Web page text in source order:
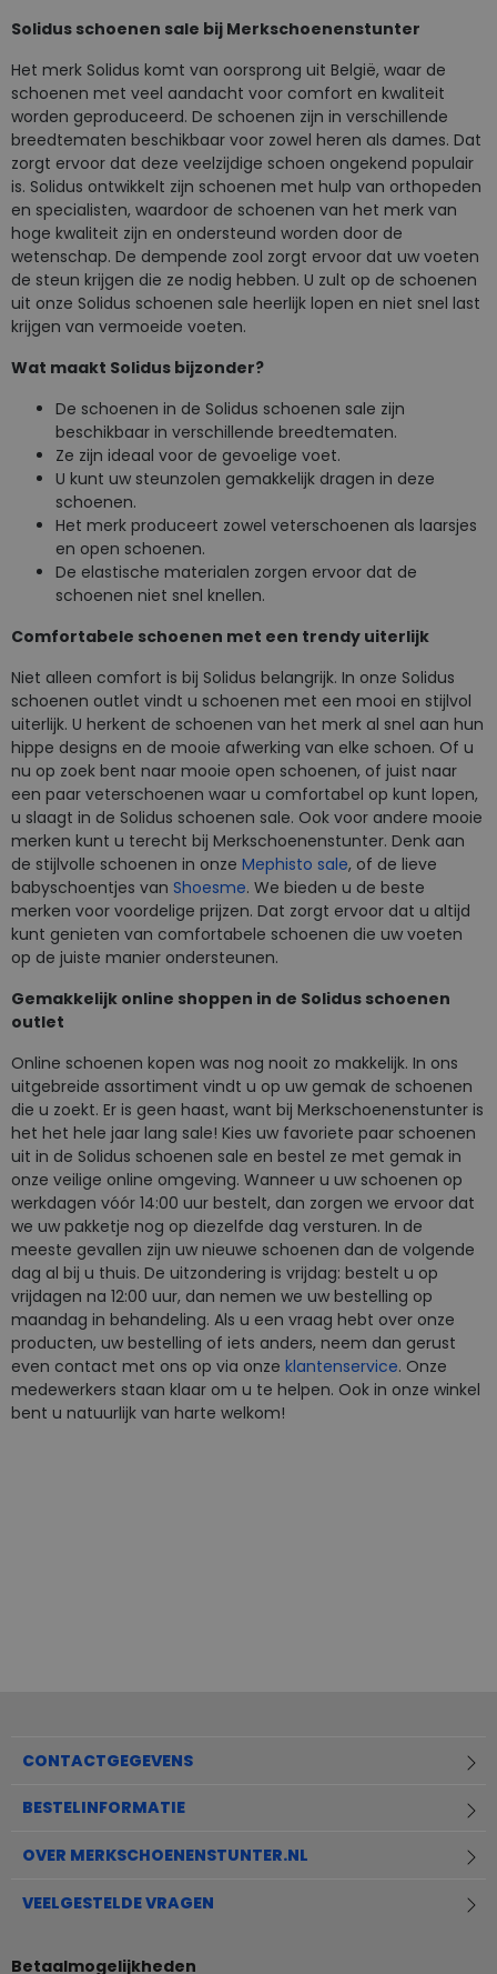
Solidus schoenen sale bij Merkschoenenstunter
Het merk Solidus komt van oorsprong uit België, waar de
schoenen met veel aandacht voor comfort en kwaliteit
worden geproduceerd. De schoenen zijn in verschillende
breedtematen beschikbaar voor zowel heren als dames. Dat
zorgt ervoor dat deze veelzijdige schoen ongekend populair
is. Solidus ontwikkelt zijn schoenen met hulp van orthopeden
en specialisten, waardoor de schoenen van het merk van
hoge kwaliteit zijn en ondersteund worden door de
wetenschap. De dempende zool zorgt ervoor dat uw voeten
de steun krijgen die ze nodig hebben. U zult op de schoenen
uit onze Solidus schoenen sale heerlijk lopen en niet snel last
krijgen van vermoeide voeten.
Wat maakt Solidus bijzonder?
De schoenen in de Solidus schoenen sale zijn
beschikbaar in verschillende breedtematen.
Ze zijn ideaal voor de gevoelige voet.
U kunt uw steunzolen gemakkelijk dragen in deze
schoenen.
Het merk produceert zowel veterschoenen als laarsjes
en open schoenen.
De elastische materialen zorgen ervoor dat de
schoenen niet snel knellen.
Comfortabele schoenen met een trendy uiterlijk
Niet alleen comfort is bij Solidus belangrijk. In onze Solidus
schoenen outlet vindt u schoenen met een mooi en stijlvol
uiterlijk. U herkent de schoenen van het merk al snel aan hun
hippe designs en de mooie afwerking van elke schoen. Of u
nu op zoek bent naar mooie open schoenen, of juist naar
een paar veterschoenen waar u comfortabel op kunt lopen,
u slaagt in de Solidus schoenen sale. Ook voor andere mooie
merken kunt u terecht bij Merkschoenenstunter. Denk aan
de stijlvolle schoenen in onze Mephisto sale, of de lieve
babyschoentjes van Shoesme. We bieden u de beste
merken voor voordelige prijzen. Dat zorgt ervoor dat u altijd
kunt genieten van comfortabele schoenen die uw voeten
op de juiste manier ondersteunen.
Gemakkelijk online shoppen in de Solidus schoenen
outlet
Online schoenen kopen was nog nooit zo makkelijk. In ons
uitgebreide assortiment vindt u op uw gemak de schoenen
die u zoekt. Er is geen haast, want bij Merkschoenenstunter is
het het hele jaar lang sale! Kies uw favoriete paar schoenen
uit in de Solidus schoenen sale en bestel ze met gemak in
onze veilige online omgeving. Wanneer u uw schoenen op
werkdagen vóór 14:00 uur bestelt, dan zorgen we ervoor dat
we uw pakketje nog op diezelfde dag versturen. In de
meeste gevallen zijn uw nieuwe schoenen dan de volgende
dag al bij u thuis. De uitzondering is vrijdag: bestelt u op
vrijdagen na 12:00 uur, dan nemen we uw bestelling op
maandag in behandeling. Als u een vraag hebt over onze
producten, uw bestelling of iets anders, neem dan gerust
even contact met ons op via onze klantenservice. Onze
medewerkers staan klaar om u te helpen. Ook in onze winkel
bent u natuurlijk van harte welkom!
CONTACTGEGEVENS
BESTELINFORMATIE
OVER MERKSCHOENENSTUNTER.NL
VEELGESTELDE VRAGEN
Betaalmogelijkheden